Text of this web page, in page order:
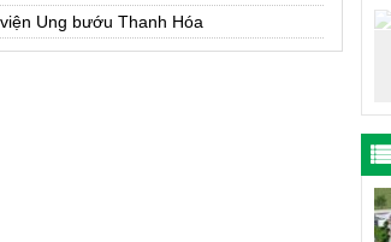
Ung bướu Thanh Hóa